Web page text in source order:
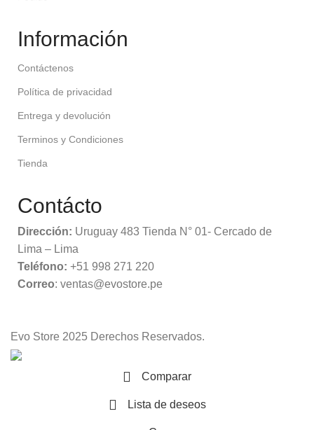
Información
Contáctenos
Política de privacidad
Entrega y devolución
Terminos y Condiciones
Tienda
Contácto
Dirección: Uruguay 483 Tienda N° 01- Cercado de
Lima – Lima
Teléfono: +51 998 271 220
Correo: ventas@evostore.pe
Evo Store 2025 Derechos Reservados.
Comparar
Lista de deseos